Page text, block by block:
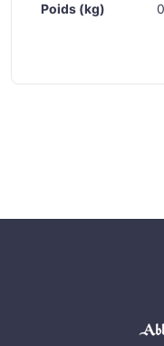
Poids (kg)